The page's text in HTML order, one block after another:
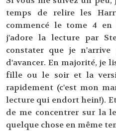
temps de relire les
commencé le tome 4
j'adore la lecture par
constater que je
d'avancer. En majorité, je
fille ou le soir et la
rapidement (c'est mon
lecture qui endort hein!).
de me concentrer sur la
quelque chose en même